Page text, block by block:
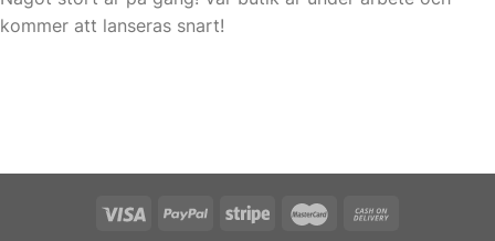
kommer att lanseras snart!